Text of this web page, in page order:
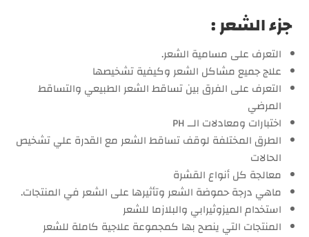
جزء الشعر :
التعرف على مسامية الشعر.
علاج جميع مشاكل الشعر وكيفية تشخيصها
التعرف على الفرق بين تساقط الشعر الطبيعي والتساقط
المرضي
اختبارات ومعادلات الــ PH
الطرق المختلفة لوقف تساقط الشعر مع القدرة علي تشخيص
الحالات
معالجة كل أنواع القشرة
ماهي درجة حموضة الشعر وتأثيرها على الشعر في المنتجات.
استخدام الميزوثيرابي والبلازما للشعر
المنتجات التي ينصح بها كمجموعة علاجية كاملة للشعر